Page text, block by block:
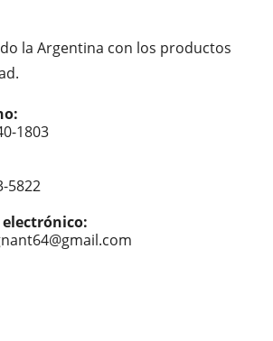
la Argentina con los productos
1803
5822
electrónico: